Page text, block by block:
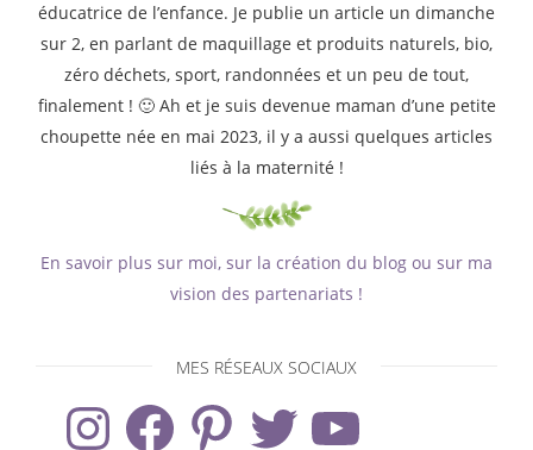
éducatrice de l’enfance. Je publie un article un dimanche
sur 2, en parlant de maquillage et produits naturels, bio,
zéro déchets, sport, randonnées et un peu de tout,
finalement ! 🙂 Ah et je suis devenue maman d’une petite
choupette née en mai 2023, il y a aussi quelques articles
liés à la maternité !
En savoir plus sur moi, sur la création du blog ou sur ma
vision des partenariats !
MES RÉSEAUX SOCIAUX
InstagramFacebook Pinterest Twitter